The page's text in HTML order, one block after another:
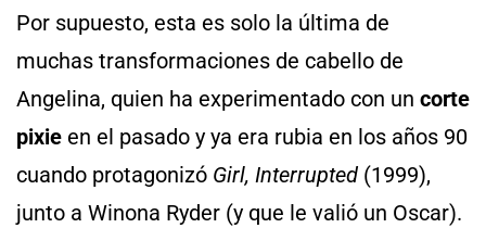
Por supuesto, esta es solo la última de
muchas transformaciones de cabello de
Angelina, quien ha experimentado con un corte
pixie en el pasado y ya era rubia en los años 90
cuando protagonizó Girl, Interrupted (1999),
junto a Winona Ryder (y que le valió un Oscar).